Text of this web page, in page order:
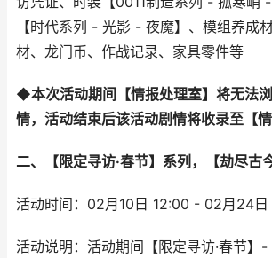
【时代系列 - 光影 - 夜魔】、模组养成
材、龙门币、作战记录、家具零件等
◆本次活动期间【情报处理室】将无法
情，活动结束后该活动剧情将收录至【
二、【限定寻访·春节】系列，【劫尽古
活动时间：02月10日 12:00 - 02月24
活动说明：活动期间【限定寻访·春节】